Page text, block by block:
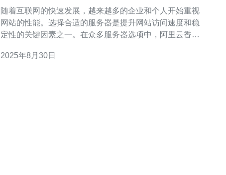
随着互联网的快速发展，越来越多的企业和个人开始重视
网站的性能。选择合适的服务器是提升网站访问速度和稳
定性的关键因素之一。在众多服务器选项中，阿里云香港
本文将为您介绍如何选择阿里云香港服务器，以提升网站
2025年8月30日